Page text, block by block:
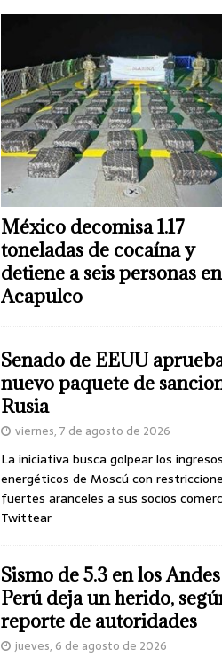
México decomisa 1.17
toneladas de cocaína y
detiene a seis personas en
Acapulco
Senado de EEUU
nuevo paquete de
Rusia
viernes, 7 de agosto de 2026
La iniciativa busca golpear los ingresos
energéticos de Moscú con
fuertes aranceles a sus socios
Twittear
Sismo de 5.3 en los
Perú deja un herido,
reporte de autoridades
jueves, 6 de agosto de 2026